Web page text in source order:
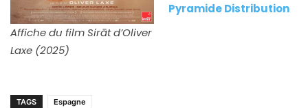
Affiche du film Sirāt d’Oliver
Laxe (2025)
Pyramide Distribution
TAGS Espagne